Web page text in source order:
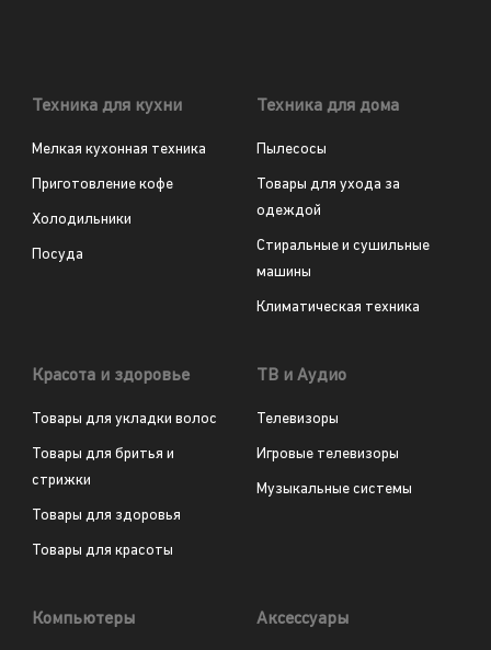
Техника для кухни
Мелкая кухонная техника
Приготовление кофе
Холодильники
Посуда
Техника для дома
Пылесосы
Товары для ухода за
одеждой
Стиральные и сушильные
машины
Климатическая техника
Красота и здоровье
Товары для укладки волос
Товары для бритья и
стрижки
Товары для здоровья
Товары для красоты
ТВ и Аудио
Телевизоры
Игровые телевизоры
Музыкальные системы
Компьютеры Аксессуары